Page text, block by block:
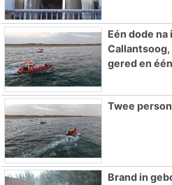
Eén dode
gered en
Twee
Brand in